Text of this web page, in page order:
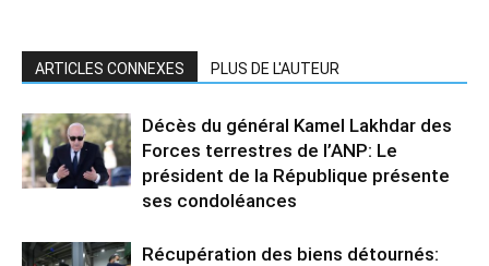
ARTICLES CONNEXES PLUS DE L'AUTEUR
Décès du général Kamel Lakhdar des
Forces terrestres de l’ANP: Le
président de la République présente
ses condoléances
Récupération des biens détournés: